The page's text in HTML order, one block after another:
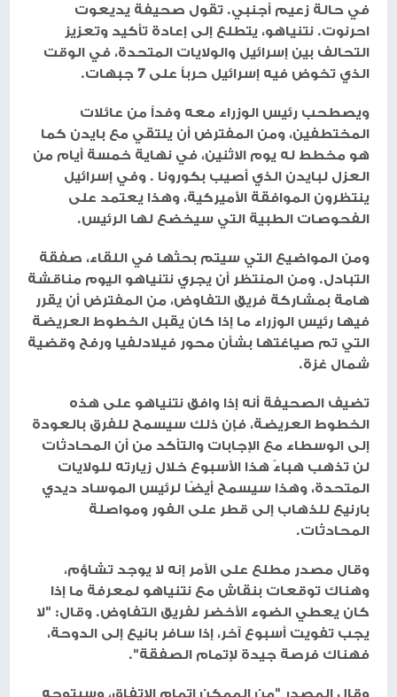
في حالة زعيم أجنبي. تقول صحيفة يديعوت
احرنوت. نتنياهو، يتطلع إلى إعادة تأكيد وتعزيز
التحالف بين إسرائيل والولايات المتحدة، في الوقت
الذي تخوض فيه إسرائيل حرباً على 7 جبهات.
ويصطحب رئيس الوزراء معه وفداً من عائلات
المختطفين، ومن المفترض أن يلتقي مع بايدن كما
هو مخطط له يوم الاثنين، في نهاية خمسة أيام من
العزل لبايدن الذي أصيب بكورونا . وفي إسرائيل
ينتظرون الموافقة الأميركية، وهذا يعتمد على
الفحوصات الطبية التي سيخضع لها الرئيس.
ومن المواضيع التي سيتم بحثها في اللقاء، صفقة
التبادل. ومن المنتظر أن يجري نتنياهو اليوم مناقشة
هامة بمشاركة فريق التفاوض، من المفترض أن يقرر
فيها رئيس الوزراء ما إذا كان يقبل الخطوط العريضة
التي تم صياغتها بشأن محور فيلادلفيا ورفح وقضية
شمال غزة.
تضيف الصحيفة أنه إذا وافق نتنياهو على هذه
الخطوط العريضة، فإن ذلك سيسمح للفرق بالعودة
إلى الوسطاء مع الإجابات والتأكد من أن المحادثات
لن تذهب هباءً هذا الأسبوع خلال زيارته للولايات
المتحدة، وهذا سيسمح أيضًا لرئيس الموساد ديدي
بارنيع للذهاب إلى قطر على الفور ومواصلة
المحادثات.
وقال مصدر مطلع على الأمر إنه لا يوجد تشاؤم،
وهناك توقعات بنقاش مع نتنياهو لمعرفة ما إذا
كان يعطي الضوء الأخضر لفريق التفاوض. وقال: "لا
يجب تفويت أسبوع آخر، إذا سافر بانيع إلى الدوحة،
فهناك فرصة جيدة لإتمام الصفقة".
وقال المصدر "من الممكن إتمام الاتفاق، وسيتوجه